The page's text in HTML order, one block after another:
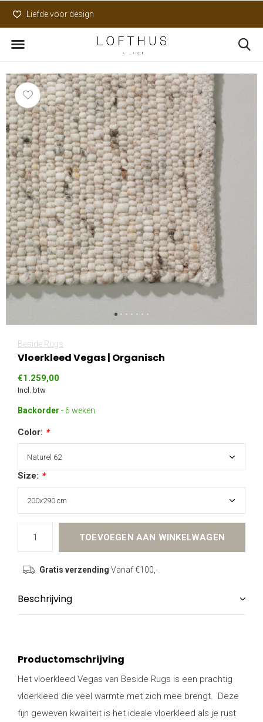
Liefde voor design
Beside Rugs
Vloerkleed Vegas | Organisch
€1.259,00
Incl. btw
Backorder - 6 weken
Color: *
Size: *
TOEVOEGEN AAN WINKELWAGEN
Gratis verzending Vanaf €100,-
Beschrijving
Productomschrijving
Het vloerkleed Vegas van Beside Rugs is een prachtig
vloerkleed die veel warmte met zich mee brengt. Deze
fijn geweven kwaliteit is het ideale vloerkleed als je rust